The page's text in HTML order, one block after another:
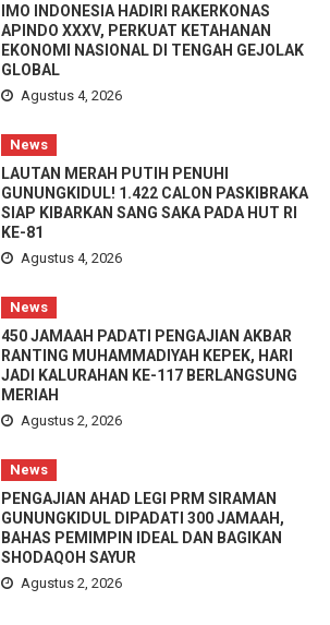
IMO INDONESIA HADIRI RAKERKONAS
APINDO XXXV, PERKUAT KETAHANAN
EKONOMI NASIONAL DI TENGAH GEJOLAK
GLOBAL
Agustus 4, 2026
News
LAUTAN MERAH PUTIH PENUHI
GUNUNGKIDUL! 1.422 CALON PASKIBRAKA
SIAP KIBARKAN SANG SAKA PADA HUT RI
KE-81
Agustus 4, 2026
News
450 JAMAAH PADATI PENGAJIAN AKBAR
RANTING MUHAMMADIYAH KEPEK, HARI
JADI KALURAHAN KE-117 BERLANGSUNG
MERIAH
Agustus 2, 2026
News
PENGAJIAN AHAD LEGI PRM SIRAMAN
GUNUNGKIDUL DIPADATI 300 JAMAAH,
BAHAS PEMIMPIN IDEAL DAN BAGIKAN
SHODAQOH SAYUR
Agustus 2, 2026